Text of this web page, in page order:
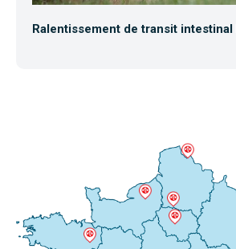
Ralentissement de transit intestinal